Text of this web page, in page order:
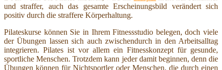
und straffer, auch das gesamte Erscheinungsbild verändert sich
positiv durch die straffere Körperhaltung.
Pilateskurse können Sie in Ihrem Fitnessstudio belegen, doch viele
der Übungen lassen sich auch zwischendurch in den Arbeitsalltag
integrieren. Pilates ist vor allem ein Fitnesskonzept für gesunde,
sportliche Menschen. Trotzdem kann jeder damit beginnen, denn die
Übungen können für Nichtsportler oder Menschen, die durch einen